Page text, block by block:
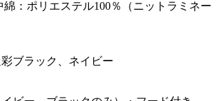
：ポリエステル100％（ニットラミネー
ブラック、ネイビー